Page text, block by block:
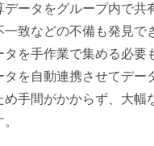
データをグループ内で共
致などの不備も発見で
タを手作業で集める必要
タを自動連携させてデー
め手間がかからず、大幅